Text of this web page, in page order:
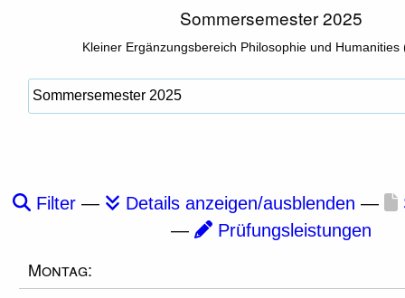
Sommersemester 2025
Kleiner Ergänzungsbereich Philosophie und Humanities
Filter— Details anzeigen/ausblenden —
—
Prüfungsleistungen
Montag: